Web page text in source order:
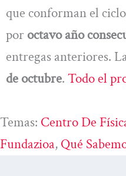
que conforman el
por octavo año
entregas anteriores.
de octubre. Todo el
Temas: Centro De
Fundazioa, Qué